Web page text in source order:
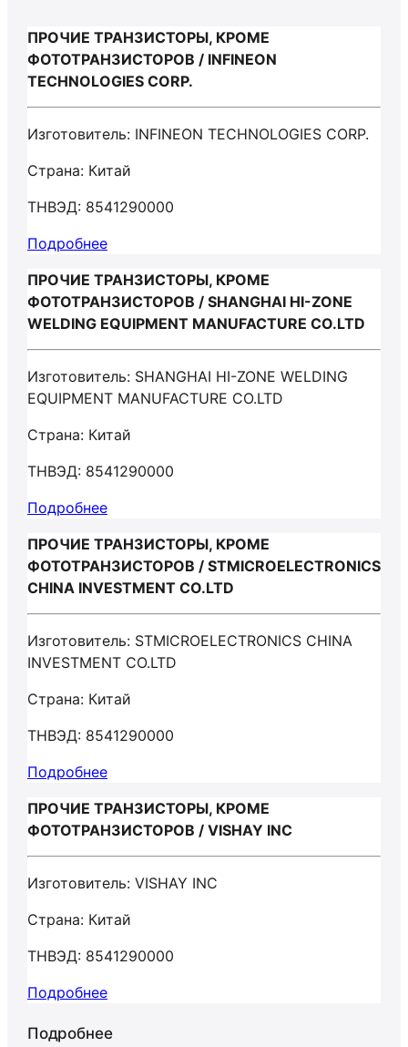
ПРОЧИЕ ТРАНЗИСТОРЫ, КРОМЕ
ФОТОТРАНЗИСТОРОВ / INFINEON
TECHNOLOGIES CORP.
Изготовитель: INFINEON TECHNOLOGIES CORP.
Страна: Китай
ТНВЭД: 8541290000
Подробнее
ПРОЧИЕ ТРАНЗИСТОРЫ, КРОМЕ
ФОТОТРАНЗИСТОРОВ / SHANGHAI HI-ZONE
WELDING EQUIPMENT MANUFACTURE CO.LTD
Изготовитель: SHANGHAI HI-ZONE WELDING
EQUIPMENT MANUFACTURE CO.LTD
Страна: Китай
ТНВЭД: 8541290000
Подробнее
ПРОЧИЕ ТРАНЗИСТОРЫ, КРОМЕ
ФОТОТРАНЗИСТОРОВ / STMICROELECTRONICS
CHINA INVESTMENT CO.LTD
Изготовитель: STMICROELECTRONICS CHINA
INVESTMENT CO.LTD
Страна: Китай
ТНВЭД: 8541290000
Подробнее
ПРОЧИЕ ТРАНЗИСТОРЫ, КРОМЕ
ФОТОТРАНЗИСТОРОВ / VISHAY INC
Изготовитель: VISHAY INC
Страна: Китай
ТНВЭД: 8541290000
Подробнее
Подробнее